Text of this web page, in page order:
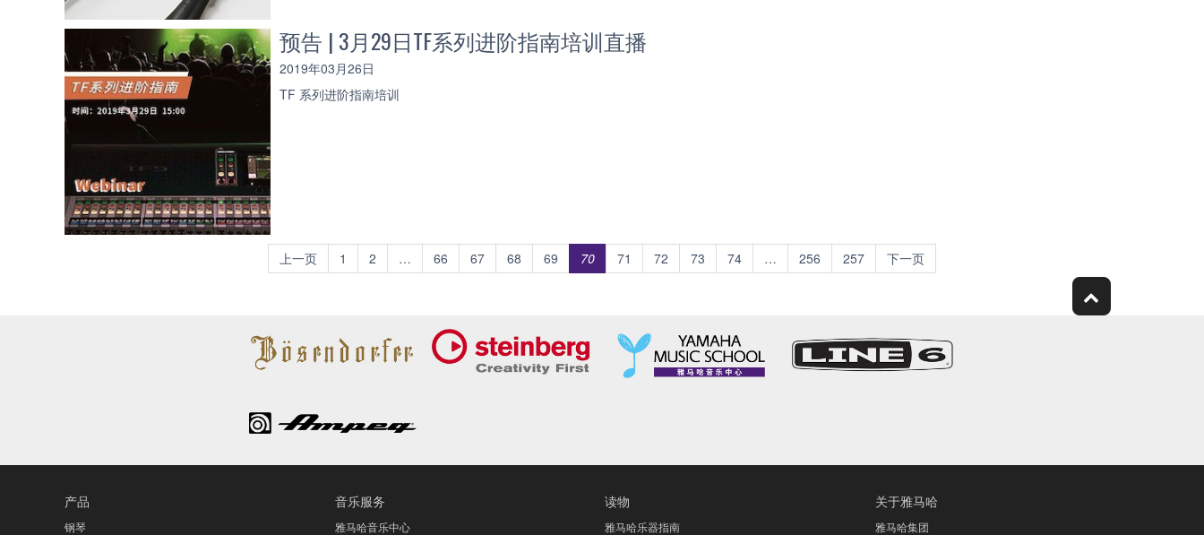
预告 | 3月29日TF系列进阶指南培训直播
2019年03月26日
TF 系列进阶指南培训
上一页 1 2 … 66 67 68 69 70 71 72 73 74 … 256 257 下一页
产品
钢琴
音乐服务
雅马哈音乐中心
读物
雅马哈乐器指南
关于雅马哈
雅马哈集团